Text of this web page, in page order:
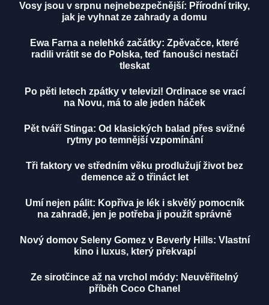
Vosy jsou v srpnu nejnebezpečnější: Přírodní triky,
jak je vyhnat ze zahrady a domu
Ewa Farna a nelehké začátky: Zpěvačce, které
radili vrátit se do Polska, teď fanoušci nestačí
tleskat
Po pěti letech zpátky v televizi! Ordinace se vrací
na Novu, má to ale jeden háček
Pět tváří Stinga: Od klasických balad přes svižné
rytmy po temnější vzpomínání
Tři faktory ve středním věku prodlužují život bez
demence až o třináct let
Umí nejen pálit: Kopřiva je lék i skvělý pomocník
na zahradě, jen je potřeba ji použít správně
Nový domov Seleny Gomez v Beverly Hills: Vlastní
kino i luxus, který překvapí
Ze sirotčince až na vrchol módy: Neuvěřitelný
příběh Coco Chanel